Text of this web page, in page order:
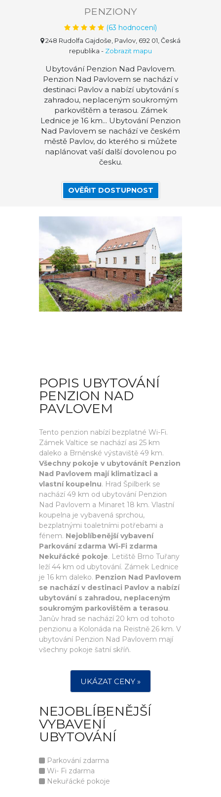
PENZIONY
(63 hodnocení)
248 Rudolfa Gajdoše, Pavlov, 692 01, Česká
republika - Zobrazit mapu
Ubytování Penzion Nad Pavlovem.
Penzion Nad Pavlovem se nachází v
destinaci Pavlov a nabízí ubytování s
zahradou, neplaceným soukromým
parkovištěm a terasou. Zámek
Lednice je 16 km... Ubytování Penzion
Nad Pavlovem se nachází ve českém
městě Pavlov, do kterého si můžete
naplánovat vaší další dovolenou po
česku.
OVĚŘIT DOSTUPNOST
POPIS UBYTOVÁNÍ
PENZION NAD
PAVLOVEM
Tento penzion nabízí bezplatné Wi-Fi.
Zámek Valtice se nachází asi 25 km
daleko a Brněnské výstaviště 49 km.
Všechny pokoje v ubytovánít Penzion
Nad Pavlovem mají klimatizaci a
vlastní koupelnu. Hrad Špilberk se
nachází 49 km od ubytování Penzion
Nad Pavlovem a Minaret 18 km. Vlastní
koupelna je vybavená sprchou,
bezplatnými toaletními potřebami a
fénem. Nejoblíbenější vybavení
Parkování zdarma Wi-Fi zdarma
Nekuřácké pokoje. Letiště Brno Tuřany
leží 44 km od ubytování. Zámek Lednice
je 16 km daleko. Penzion Nad Pavlovem
se nachází v destinaci Pavlov a nabízí
ubytování s zahradou, neplaceným
soukromým parkovištěm a terasou.
Janův hrad se nachází 20 km od tohoto
penzionu a Kolonáda na Reistně 26 km. V
ubytování Penzion Nad Pavlovem mají
všechny pokoje šatní skříň.
UKÁZAT CENY »
NEJOBLÍBENĚJŠÍ
VYBAVENÍ
UBYTOVÁNÍ
Parkování zdarma
Wi- Fi zdarma
Nekuřácké pokoje